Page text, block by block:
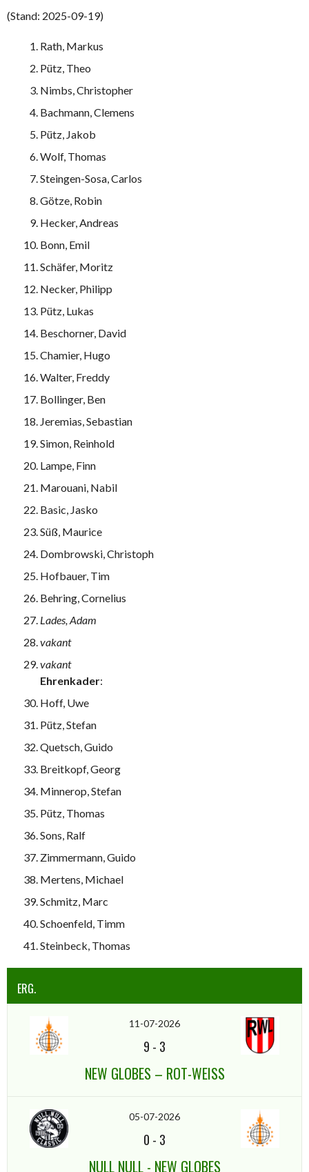
(Stand: 2025-09-19)
Rath, Markus
Pütz, Theo
Nimbs, Christopher
Bachmann, Clemens
Pütz, Jakob
Wolf, Thomas
Steingen-Sosa, Carlos
Götze, Robin
Hecker, Andreas
Bonn, Emil
Schäfer, Moritz
Necker, Philipp
Pütz, Lukas
Beschorner, David
Chamier, Hugo
Walter, Freddy
Bollinger, Ben
Jeremias, Sebastian
Simon, Reinhold
Lampe, Finn
Marouani, Nabil
Basic, Jasko
Süß, Maurice
Dombrowski, Christoph
Hofbauer, Tim
Behring, Cornelius
Lades, Adam
vakant
vakant
Ehrenkader:
Hoff, Uwe
Pütz, Stefan
Quetsch, Guido
Breitkopf, Georg
Minnerop, Stefan
Pütz, Thomas
Sons, Ralf
Zimmermann, Guido
Mertens, Michael
Schmitz, Marc
Schoenfeld, Timm
Steinbeck, Thomas
ERG.
11-07-2026
9 - 3
NEW GLOBES – ROT-WEISS
05-07-2026
0 - 3
NULL NULL - NEW GLOBES